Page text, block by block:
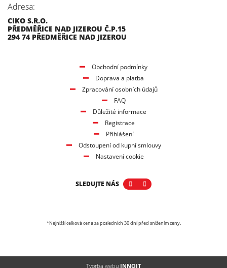
Adresa:
CIKO S.R.O.
PŘEDMĚŘICE NAD JIZEROU Č.P.15
294 74 PŘEDMĚŘICE NAD JIZEROU
Obchodní podmínky
Doprava a platba
Zpracování osobních údajů
FAQ
Důležité informace
Registrace
Přihlášení
Odstoupení od kupní smlouvy
Nastavení cookie
SLEDUJTE NÁS
*Nejnižší celková cena za posledních 30 dní před snížením ceny.
Tvorba webu INNOIT